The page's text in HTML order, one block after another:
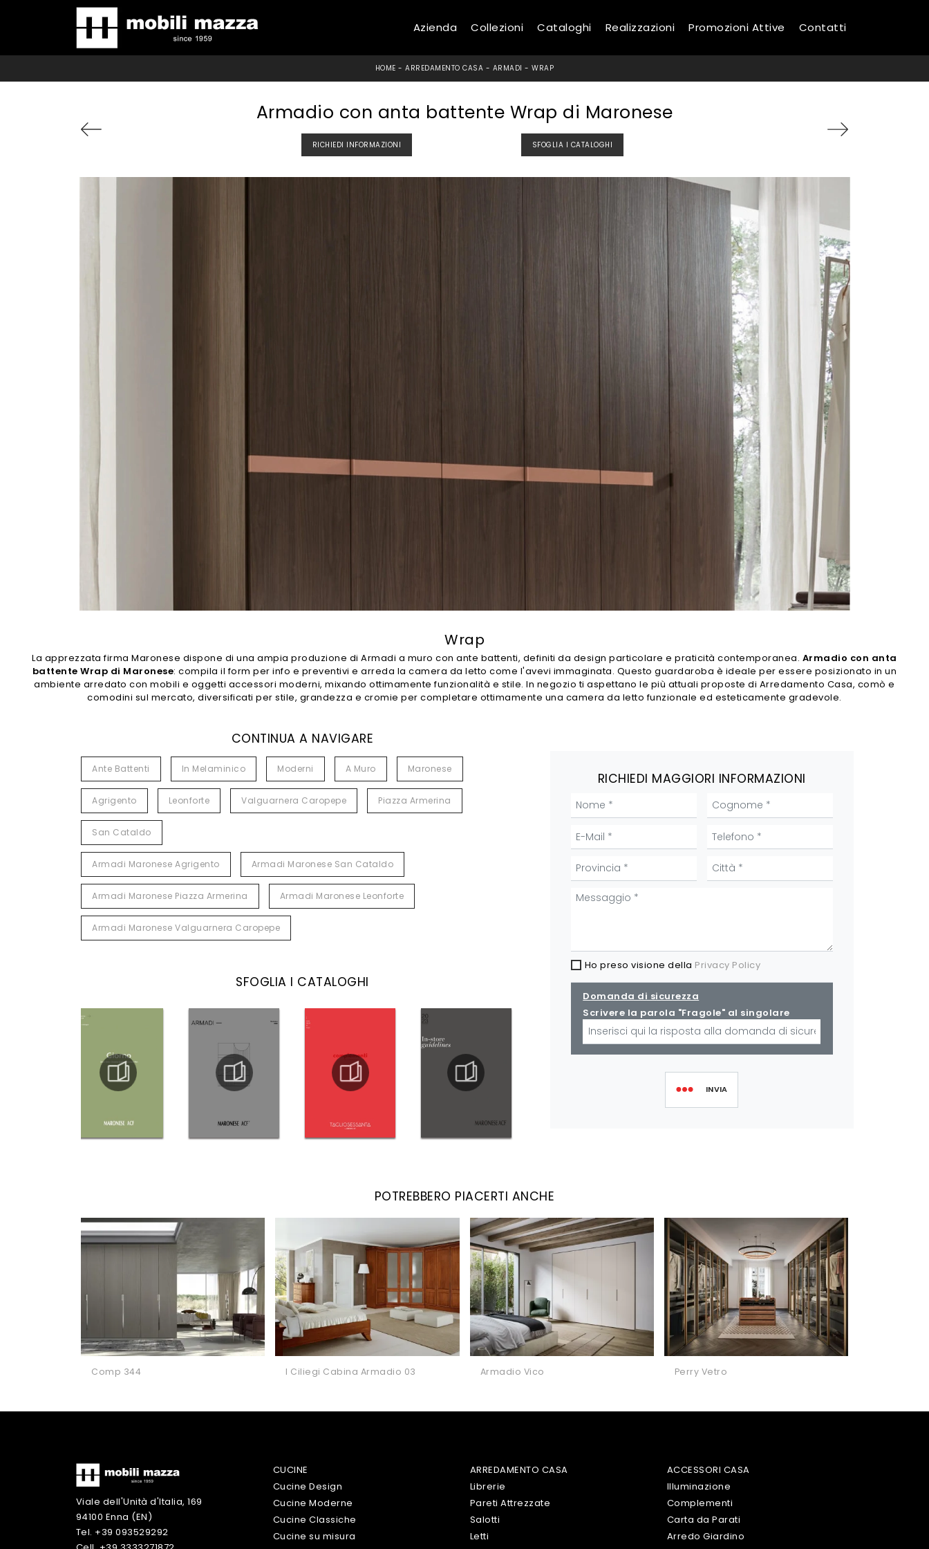
Azienda Collezioni Cataloghi Realizzazioni Promozioni Attive Contatti
HOME -ARREDAMENTO CASA - ARMADI -WRAP
Armadio con anta battente Wrap di Maronese
RICHIEDI INFORMAZIONI SFOGLIA I CATALOGHI
Wrap
La apprezzata firma Maronese dispone di una ampia produzione di Armadi a muro con ante battenti, definiti da design particolare e praticità contemporanea. Armadio con anta
battente Wrap di Maronese: compila il form per info e preventivi e arreda la camera da letto come l'avevi immaginata. Questo guardaroba è ideale per essere posizionato in un
ambiente arredato con mobili e oggetti accessori moderni, mixando ottimamente funzionalità e stile. In negozio ti aspettano le più attuali proposte di Arredamento Casa, comò e
comodini sul mercato, diversificati per stile, grandezza e cromie per completare ottimamente una camera da letto funzionale ed esteticamente gradevole.
CONTINUA A NAVIGARE
Ante Battenti In Melaminico Moderni A Muro Maronese
Agrigento Leonforte Valguarnera Caropepe Piazza Armerina
San Cataldo
Armadi Maronese Agrigento Armadi Maronese San Cataldo
Armadi Maronese Piazza Armerina Armadi Maronese Leonforte
Armadi Maronese Valguarnera Caropepe
SFOGLIA I CATALOGHI
RICHIEDI MAGGIORI INFORMAZIONI
Ho preso visione della Privacy Policy
Domanda di sicurezza
Scrivere la parola "Fragole" al singolare
INVIA
POTREBBERO PIACERTI ANCHE
Comp 344 I Ciliegi Cabina Armadio 03 Armadio Vico Perry Vetro
Viale dell'Unità d'Italia, 169
94100 Enna (EN)
Tel. +39 093529292
CUCINE
Cucine Design
Cucine Moderne
Cucine Classiche
Cucine su misura
ARREDAMENTO CASA
Librerie
Pareti Attrezzate
Salotti
Letti
ACCESSORI CASA
Illuminazione
Complementi
Carta da Parati
Arredo Giardino